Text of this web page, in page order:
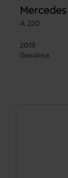
A 220
2019
Gasolina